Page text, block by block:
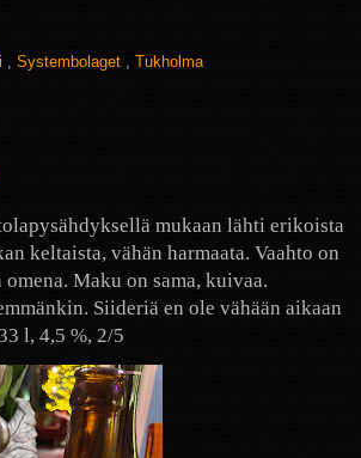
Systembolaget Tukholma
mukaan lähti erikoista
keltaista, vähän harmaata. Vaahto on
Maku on sama, kuivaa.
Siideriä en ole vähään aikaan
l, 4,5 %, 2/5